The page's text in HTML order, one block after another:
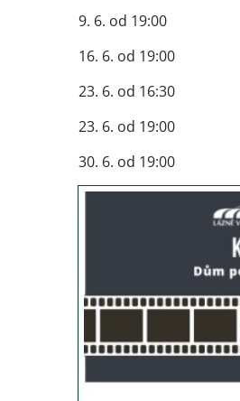
9. 6. od 19:00
16. 6. od 19:00
23. 6. od 16:30
23. 6. od 19:00
30. 6. od 19:00